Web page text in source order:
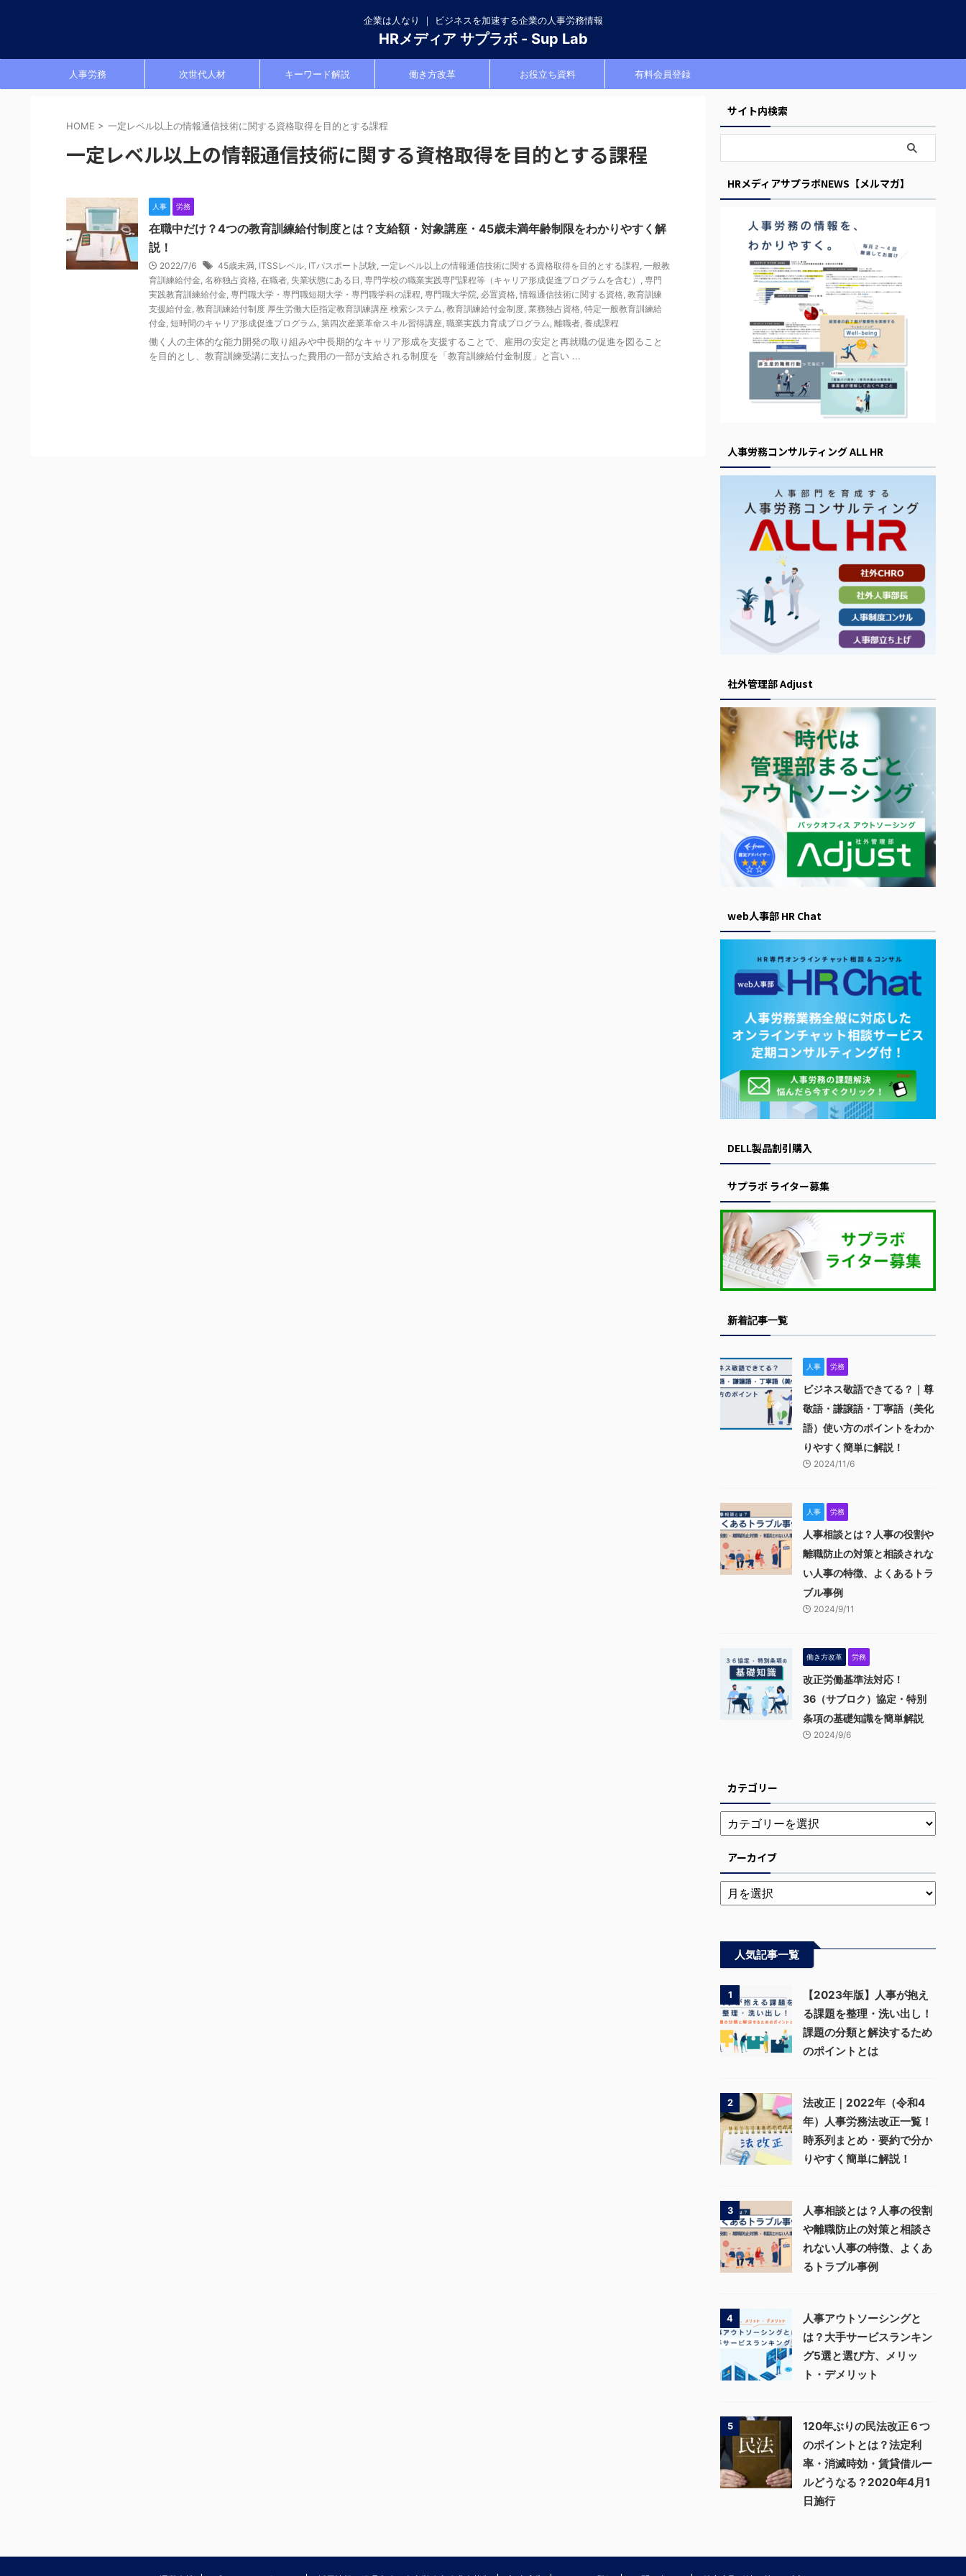
企業は人なり ｜ ビジネスを加速する企業の人事労務情報
HRメディア サプラボ - Sup Lab
人事労務 次世代人材 キーワード解説 働き方改革 お役立ち資料 有料会員登録
HOME > 一定レベル以上の情報通信技術に関する資格取得を目的とする課程
一定レベル以上の情報通信技術に関する資格取得を目的とする課程
人事 労務
在職中だけ？4つの教育訓練給付制度とは？支給額・対象講座・45歳未満年齢制限をわかりやすく解
説！
2022/7/6 45歳未満, ITSSレベル, ITパスポート試験, 一定レベル以上の情報通信技術に関する資格取得を目的とする課程, 一般教
育訓練給付金, 名称独占資格, 在職者, 失業状態にある日 , 専門学校の職業実践専門課程等（キャリア形成促進プログラムを含む） , 専門
実践教育訓練給付金, 専門職大学・専門職短期大学・専門職学科の課程, 専門職大学院, 必置資格, 情報通信技術に関する資格, 教育訓練
支援給付金, 教育訓練給付制度 厚生労働大臣指定教育訓練講座 検索システム, 教育訓練給付金制度, 業務独占資格, 特定一般教育訓練給
付金, 短時間のキャリア形成促進プログラム, 第四次産業革命スキル習得講座, 職業実践力育成プログラム, 離職者, 養成課程
働く人の主体的な能力開発の取り組みや中長期的なキャリア形成を支援することで、雇用の安定と再就職の促進を図ること
を目的とし、教育訓練受講に支払った費用の一部が支給される制度を「教育訓練給付金制度」と言い ...
サイト内検索
HRメディアサプラボNEWS【メルマガ】
人事労務コンサルティング ALL HR
社外管理部 Adjust
web人事部 HR Chat
DELL製品割引購入
サプラボ ライター募集
新着記事一覧
人事 労務
ビジネス敬語できてる？｜尊
敬語・謙譲語・丁寧語（美化
語）使い方のポイントをわか
りやすく簡単に解説！
2024/11/6
人事 労務
人事相談とは？人事の役割や
離職防止の対策と相談されな
い人事の特徴、よくあるトラ
ブル事例
2024/9/11
働き方改革 労務
改正労働基準法対応！
36（サブロク）協定・特別
条項の基礎知識を簡単解説
2024/9/6
カテゴリー
アーカイブ
人気記事一覧
1
【2023年版】人事が抱え
る課題を整理・洗い出し！
課題の分類と解決するため
のポイントとは
2
法改正｜2022年（令和4
年）人事労務法改正一覧！
時系列まとめ・要約で分か
りやすく簡単に解説！
3
人事相談とは？人事の役割
や離職防止の対策と相談さ
れない人事の特徴、よくあ
るトラブル事例
4
人事アウトソーシングと
は？大手サービスランキン
グ5選と選び方、メリッ
ト・デメリット
5
120年ぶりの民法改正６つ
のポイントとは？法定利
率・消滅時効・賃貸借ルー
ルどうなる？2020年4月1
日施行